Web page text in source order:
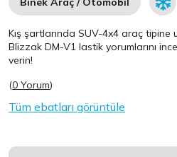
Kış şartlarında SUV-4x4 araç
Blizzak DM-V1 lastik yorumlarını
verin!
(0 Yorum)
Tüm ebatları görüntüle